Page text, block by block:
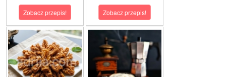
Zobacz przepis! Zobacz przepis!